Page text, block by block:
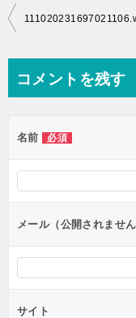
投
ビ
ー
シ
ン
コメントを残す
名前 必須
メール（公開されません
サイト